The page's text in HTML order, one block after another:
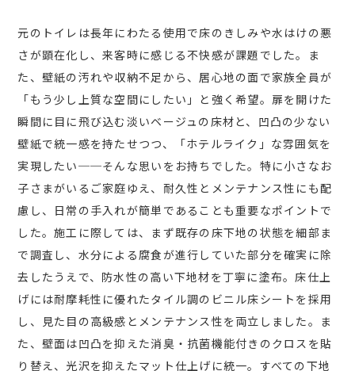
元のトイレは長年にわたる使用で床のきしみや水はけの悪
さが顕在化し、来客時に感じる不快感が課題でした。ま
た、壁紙の汚れや収納不足から、居心地の面で家族全員が
「もう少し上質な空間にしたい」と強く希望。扉を開けた
瞬間に目に飛び込む淡いベージュの床材と、凹凸の少ない
壁紙で統一感を持たせつつ、「ホテルライク」な雰囲気を
実現したい──そんな思いをお持ちでした。特に小さなお
子さまがいるご家庭ゆえ、耐久性とメンテナンス性にも配
慮し、日常の手入れが簡単であることも重要なポイントで
した。施工に際しては、まず既存の床下地の状態を細部ま
で調査し、水分による腐食が進行していた部分を確実に除
去したうえで、防水性の高い下地材を丁寧に塗布。床仕上
げには耐摩耗性に優れたタイル調のビニル床シートを採用
し、見た目の高級感とメンテナンス性を両立しました。ま
た、壁面は凹凸を抑えた消臭・抗菌機能付きのクロスを貼
り替え、光沢を抑えたマット仕上げに統一。すべての下地